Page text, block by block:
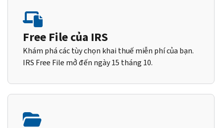
Free File của IRS
Khám phá các tùy chọn khai thuế miễn phí của bạn.
IRS Free File mở đến ngày 15 tháng 10.